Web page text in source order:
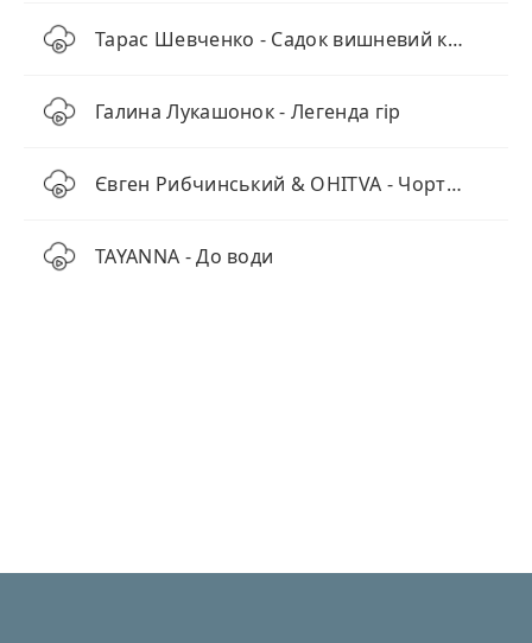
Тарас Шевченко - Садок вишневий коло хати
Галина Лукашонок - Легенда гір
Євген Рибчинський & OHITVA - Чортополох (Наживо)
TAYANNA - До води